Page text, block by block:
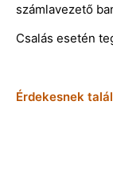
számlavezető
Csalás esetén
Érdekesnek